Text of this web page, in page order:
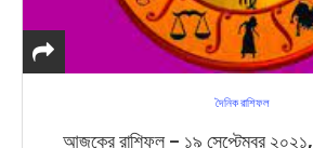
দৈনিক রাশিফল
আজকের রাশিফল – ১৯ সেপ্টেম্বর